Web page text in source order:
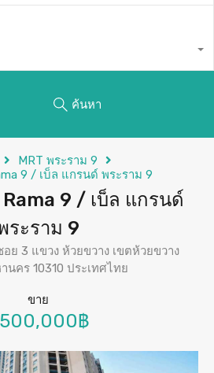
ค้นหา
MRT พระราม 9
9 / เบ็ล แกรนด์ พระราม 9
9 / เบ็ล แกรนด์
ระราม 9
ย 3 แขวง ห้วยขวาง เขตห้วยขวาง
นคร 10310 ประเทศไทย
ขาย
฿